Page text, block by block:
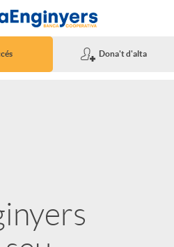
Dona't d'alta